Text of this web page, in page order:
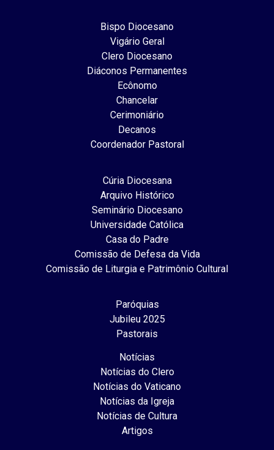
Bispo Diocesano
Vigário Geral
Clero Diocesano
Diáconos Permanentes
Ecônomo
Chancelar
Cerimoniário
Decanos
Coordenador Pastoral
Cúria Diocesana
Arquivo Histórico
Seminário Diocesano
Universidade Católica
Casa do Padre
Comissão de Defesa da Vida
Comissão de Liturgia e Patrimônio Cultural
Paróquias
Jubileu 2025
Pastorais
Notícias
Notícias do Clero
Notícias do Vaticano
Notícias da Igreja
Notícias de Cultura
Artigos